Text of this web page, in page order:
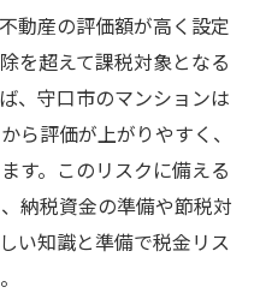
動産の評価額が高く設定
を超えて課税対象となる
、守口市のマンションは
ら評価が上がりやすく、
す。このリスクに備える
納税資金の準備や節税対
い知識と準備で税金リス